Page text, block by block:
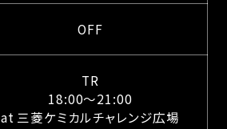
OFF
TR
18:00〜21:00
at 三菱ケミカルチャレンジ広場